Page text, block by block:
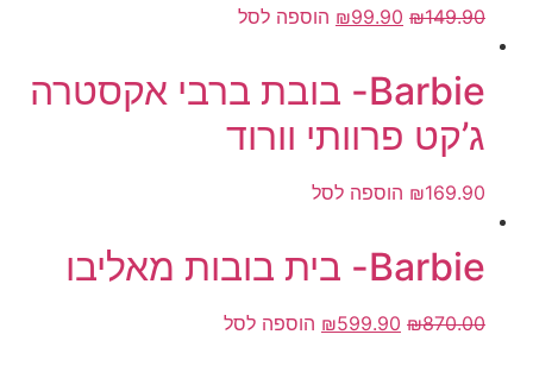
₪149.90
₪99.90 הוספה לסל
Barbie- בובת ברבי אקסטרה
ג’קט פרוותי וורוד
₪169.90 הוספה לסל
Barbie- בית בובות מאליבו
₪870.00
₪599.90 הוספה לסל